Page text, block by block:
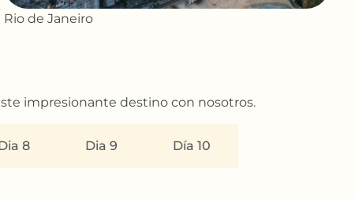
Rio de Janeiro
impresionante destino con nosotros.
8 Dia 9 Día 10